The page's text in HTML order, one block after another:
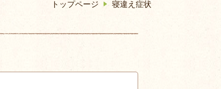
トップページ 寝違え症状